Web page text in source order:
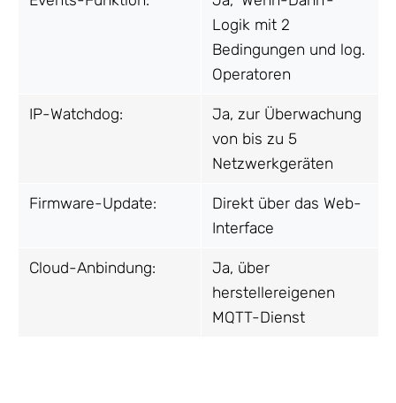
Logik mit 2
Bedingungen und log.
Operatoren
IP-Watchdog:
Ja, zur Überwachung
von bis zu 5
Netzwerkgeräten
Firmware-Update:
Direkt über das Web-
Interface
Cloud-Anbindung:
Ja, über
herstellereigenen
MQTT-Dienst